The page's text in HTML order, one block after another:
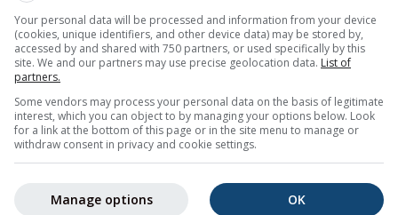
te vergelijken met 40 jaar aan historische gegevens
ongewoon warm (rode gebieden) of koud (blauwe gebieden)
werkelijke temperaturen van professionele en
Your personal data will be processed and information from your device
(cookies, unique identifiers, and other device data) may be stored by,
accessed by and shared with 750 partners, or used specifically by this
site. We and our partners may use precise geolocation data. List of
partners.
Some vendors may process your personal data on the basis of legitimate
interest, which you can object to by managing your options below. Look
for a link at the bottom of this page or in the site menu to manage or
withdraw consent in privacy and cookie settings.
OK
Manage options